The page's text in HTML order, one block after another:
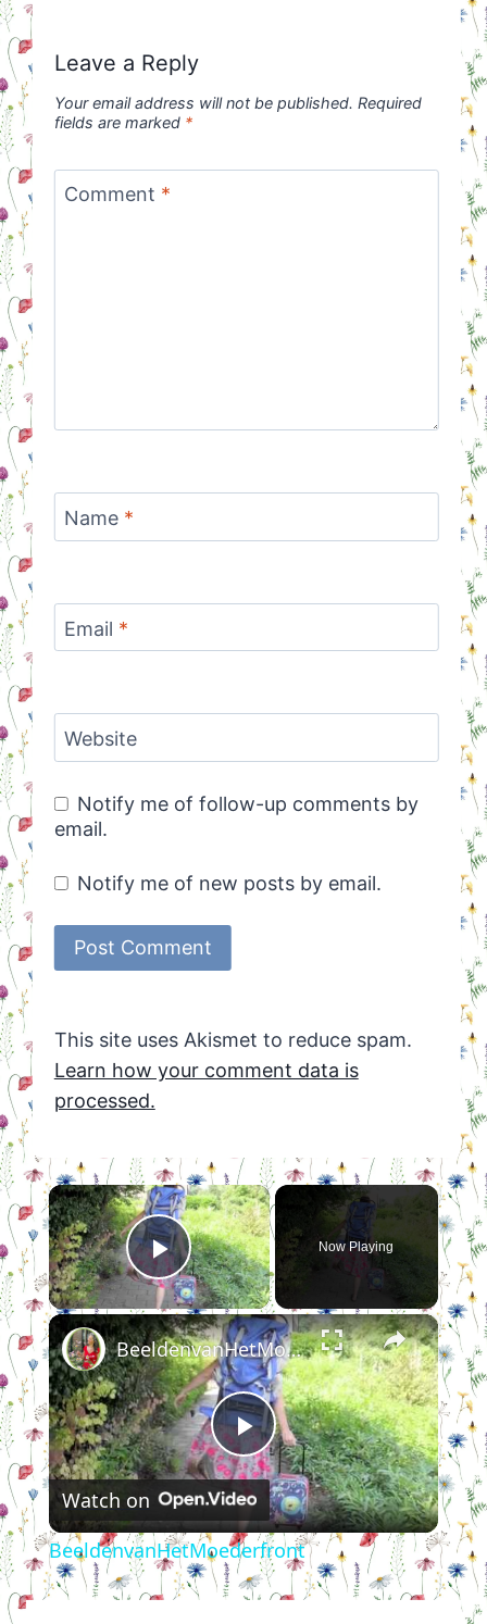
Leave a Reply
Your email address will not be published. Required
fields are marked *
Comment *
Name *
Email *
Website
Notify me of follow-up comments by
email.
Notify me of new posts by email.
This site uses Akismet to reduce spam.
Learn how your comment data is
processed.
×
Play Video
Now Playing
×
Play
Video
BeeldenvanHetMoederfront
Watch on
BeeldenvanHetMoederfront